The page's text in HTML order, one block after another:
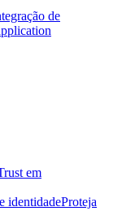
de
em
identidadeProteja